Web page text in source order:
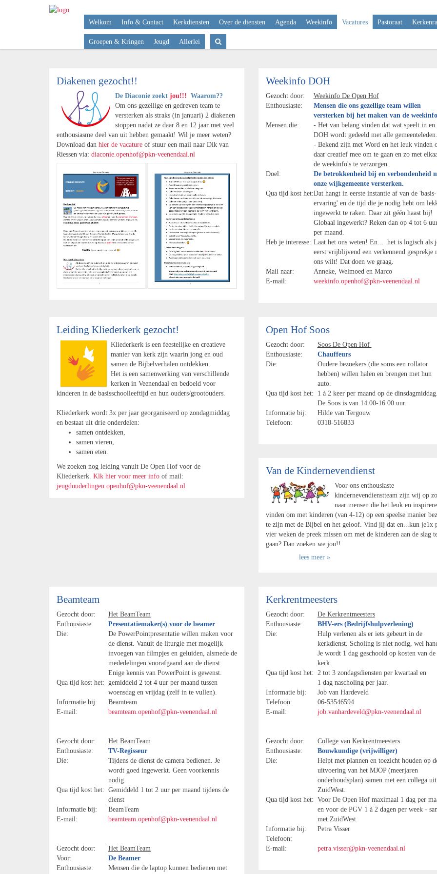
Welkom Info & Contact Kerkdiensten Over de diensten Agenda Weekinfo Vacatures Pastoraat
Groepen & Kringen Jeugd Allerlei
Diakenen gezocht!!
De Diaconie zoekt jou!!! Waarom??
Om ons gezellige en gedreven team te
versterken als straks (in januari) 2 diakenen
stoppen nadat ze daar 8 en 12 jaar met veel
enthousiasme deel van uit hebben gemaakt! Wil je meer weten?
Download dan hier de vacature of stuur een mail naar Dik van
Riessen via: diaconie.openhof@pkn-veenendaal.nl
Weekinfo DOH
Gezocht door:
Weekinfo De Open Hof
Enthousiaste:
Mensen die ons gezellige team willen
versterken bij het maken van de
Mensen die:
- Het van belang vinden dat wat speelt in en
DOH wordt gedeeld met alle gemeenteleden.
- Bekend zijn met Word en het leuk vinden
daar creatief mee om te gaan en zo met
de weekinfo's te verzorgen.
Doel:
De betrokkenheid bij en verbondenheid
onze wijkgemeente versterken.
Qua tijd kost het:Dat hangt in eerste instantie af van de 'basis-
ervaring' en de tijd die je nodig hebt om
ingewerkt te raken. Daar zit géén haast bij!
Globaal ingewerkt? Reken dan op 4 tot 6
per maand.
Heb je interesse: Laat het ons weten! En... het is logisch als
eerst vrijblijvend een verkennend gesprekje
ons wilt! Dat doen we graag.
Mail naar:
Anneke, Welmoed en Marco
E-mail:
weekinfo.openhof@pkn-veenendaal.nl
Leiding Kliederkerk gezocht!
Kliederkerk is een feestelijke en creatieve
manier van kerk zijn waarin jong en oud
samen de Bijbelverhalen ontdekken.
Het is een samenwerking van verschillende
kerken in Veenendaal en bedoeld voor
kinderen in de basisschoolleeftijd en hun ouders/grootouders.
Kliederkerk wordt 3x per jaar georganiseerd op zondagmiddag
en bestaat uit drie onderdelen:
samen ontdekken,
samen vieren,
samen eten.
We zoeken nog leiding vanuit De Open Hof voor de
Kliederkerk. Klk hier voor meer info of mail:
jeugdouderlingen.openhof@pkn-veenendaal.nl
Open Hof Soos
Gezocht door:
Soos De Open Hof
Enthousiaste:
Chauffeurs
Die:
Oudere bezoekers (die soms een rollator
hebben) willen halen en brengen met hun
auto.
Qua tijd kost het: 1 à 2 keer per maand op de dinsdagmiddag.
De Soos is van 14.00-16.00 uur.
Informatie bij:
Hilde van Tergouw
Telefoon:
0318-516833
Van de Kindernevendienst
Voor ons enthousiaste
kindernevendienstteam zijn wij op
naar mensen die het leuk en
vinden om met kinderen (van 4-12) op een speelse manier
te zijn met de Bijbel en het geloof. Vind jij dat en...kun je1x
vier weken de preek missen om met de kinderen aan de slag
gaan? Dan zoeken we jou!!
lees meer »
Beamteam
Gezocht door:
Het BeamTeam
Enthousiaste
Presentatiemaker(s) voor de beamer
Die:
De PowerPointpresentatie willen maken voor
de dienst. Vanuit de liturgie met mogelijk
invoegen van filmpjes en geluiden, alsmede de
mededelingen voorafgaand aan de dienst.
Enige kennis van PowerPoint is gewenst.
Qua tijd kost het: gemiddeld 2 tot 4 uur per maand tussen
woensdag en vrijdag (zelf in te vullen).
Informatie bij:
Beamteam
E-mail:
beamteam.openhof@pkn-veenendaal.nl
Gezocht door:
Het BeamTeam
Enthousiaste:
TV-Regisseur
Die:
Tijdens de dienst de camera bedienen. Je
wordt goed ingewerkt. Geen voorkennis
nodig.
Qua tijd kost het: Gemiddeld 1 tot 2 uur per maand tijdens de
dienst
Informatie bij:
BeamTeam
E-mail:
beamteam.openhof@pkn-veenendaal.nl
Gezocht door:
Het BeamTeam
Voor:
De Beamer
Enthousiaste:
Mensen die de laptop kunnen bedienen met
Kerkrentmeesters
Gezocht door:
De Kerkrentmeesters
Enthousiaste:
BHV-ers (Bedrijfshulpverlening)
Die:
Hulp verlenen als er iets gebeurt in de
kerkdienst. Scholing is niet nodig, wel
Je wordt 1 dag geschoold op kosten van de
kerk.
Qua tijd kost het: 2 tot 3 zondagsdiensten per kwartaal en
1 dag nascholing per jaar.
Informatie bij:
Job van Hardeveld
Telefoon:
06-53546594
E-mail:
job.vanhardeveld@pkn-veenendaal.nl
Gezocht door:
College van Kerkrentmeesters
Enthousiaste:
Bouwkundige (vrijwilliger)
Die:
Helpt met plannen en toezicht houden op
uitvoering van het MJOP (meerjaren
onderhoudsplan) samen met een collega uit
ZuidWest.
Qua tijd kost het: Voor De Open Hof maximaal 1 dag per
en voor de PGV 1 à 2 dagen per week -
met ZuidWest
Informatie bij:
Petra Visser
Telefoon:
E-mail:
petra.visser@pkn-veenendaal.nl